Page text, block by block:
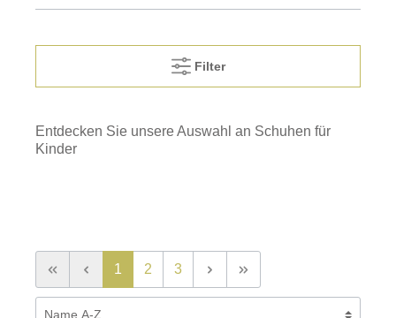
Filter
Entdecken Sie unsere Auswahl an Schuhen für
Kinder
1 2 3